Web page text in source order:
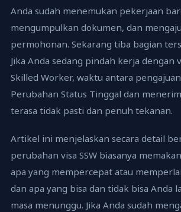
Anda sudah menemukan pekerjaan
mengumpulkan dokumen, dan
permohonan. Sekarang tiba bagian
Jika Anda sedang pindah kerja dengan
Skilled Worker, waktu antara
Perubahan Status Tinggal dan
terasa tidak pasti dan penuh tekanan.
Artikel ini menjelaskan secara detail
perubahan visa SSW biasanya
apa yang mempercepat atau
dan apa yang bisa dan tidak bisa Anda
masa menunggu. Jika Anda sudah